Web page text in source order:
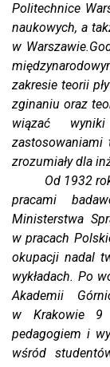
Politechnice
naukowych, a
w
zakresie teorii
zginaniu oraz
wiązać
zastosowaniami
zrozumiały dla
Od 1932 roku
pracami
Ministerstwa
w pracach
okupacji nadal
wykładach. Po
Akademii
w Krakowie 9
pedagogiem i
wśród